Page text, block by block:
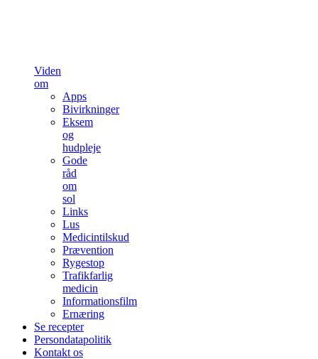
Viden
om
Apps
Bivirkninger
Eksem
og
hudpleje
Gode
råd
om
sol
Links
Lus
Medicintilskud
Prævention
Rygestop
Trafikfarlig
medicin
Informationsfilm
Ernæring
Se recepter
Persondatapolitik
Kontakt os